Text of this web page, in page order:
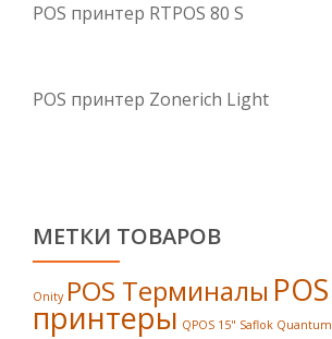
POS принтер RTPOS 80 S
POS принтер Zonerich Light
МЕТКИ ТОВАРОВ
Onity POS Терминалы POS
принтеры QPOS 15" Saflok Quantum